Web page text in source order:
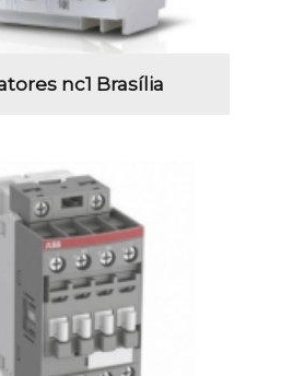
nc1 Brasília